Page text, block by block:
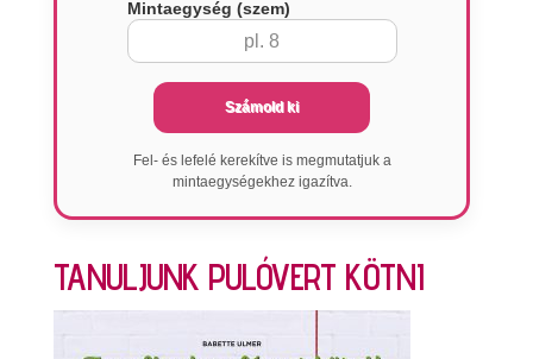
Mintaegység (szem)
Számold ki
Fel- és lefelé kerekítve is megmutatjuk a
mintaegységekhez igazítva.
TANULJUNK PULÓVERT KÖTNI